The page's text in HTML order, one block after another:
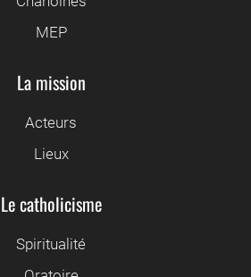
MEP
La mission
Acteurs
Lieux
Le catholicisme
Spiritualité